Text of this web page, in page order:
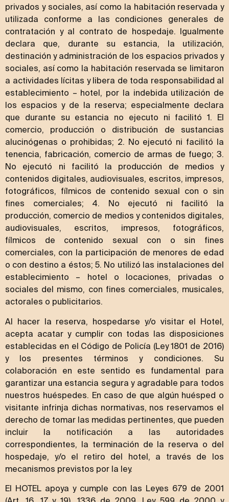
privados y sociales, así como la habitación reservada y
utilizada conforme a las condiciones generales de
contratación y al contrato de hospedaje. Igualmente
declara que, durante su estancia, la utilización,
destinación y administración de los espacios privados y
sociales, así como la habitación reservada se limitaron
a actividades lícitas y libera de toda responsabilidad al
establecimiento – hotel, por la indebida utilización de
los espacios y de la reserva; especialmente declara
que durante su estancia no ejecuto ni facilitó 1. El
comercio, producción o distribución de sustancias
alucinógenas o prohibidas; 2. No ejecutó ni facilitó la
tenencia, fabricación, comercio de armas de fuego; 3.
No ejecutó ni facilitó la producción de medios y
contenidos digitales, audiovisuales, escritos, impresos,
fotográficos, fílmicos de contenido sexual con o sin
fines comerciales; 4. No ejecutó ni facilitó la
producción, comercio de medios y contenidos digitales,
audiovisuales, escritos, impresos, fotográficos,
fílmicos de contenido sexual con o sin fines
comerciales, con la participación de menores de edad
o con destino a éstos; 5. No utilizó las instalaciones del
establecimiento – hotel o locaciones, privadas o
sociales del mismo, con fines comerciales, musicales,
actorales o publicitarios.
Al hacer la reserva, hospedarse y/o visitar el Hotel,
acepta acatar y cumplir con todas las disposiciones
establecidas en el Código de Policía (Ley 1801 de 2016)
y los presentes términos y condiciones. Su
colaboración en este sentido es fundamental para
garantizar una estancia segura y agradable para todos
nuestros huéspedes. En caso de que algún huésped o
visitante infrinja dichas normativas, nos reservamos el
derecho de tomar las medidas pertinentes, que pueden
incluir la notificación a las autoridades
correspondientes, la terminación de la reserva o del
hospedaje, y/o el retiro del hotel, a través de los
mecanismos previstos por la ley.
El HOTEL apoya y cumple con las Leyes 679 de 2001